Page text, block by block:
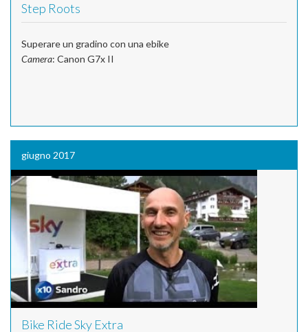
Step Roots
Superare un gradino con una ebike
Camera: Canon G7x II
giugno 2017
Bike Ride Sky Extra